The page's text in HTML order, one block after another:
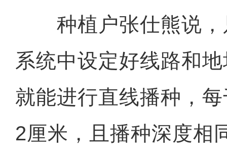
种植户张仕熊说，
系统中设定好线路和
就能进行直线播种，
2厘米，且播种深度相